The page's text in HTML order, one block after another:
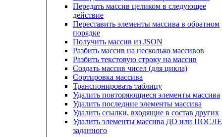
Передать массив целиком в следующее
действие
Переставить элементы массива в обратном
порядке
Получить массив из JSON
Разбить массив на несколько массивов
Разбить текстовую строку на массив
Создать массив чисел (для цикла)
Сортировка массива
Транспонировать таблицу
Удалить повторяющиеся элементы массива
Удалить последние элементы массива
Удалить ссылки, входящие в состав других
Удалить элементы массива ДО или ПОСЛЕ
заданного